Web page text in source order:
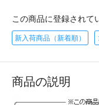
この商品に登録されて
新入荷商品（新着順）
商品の説明